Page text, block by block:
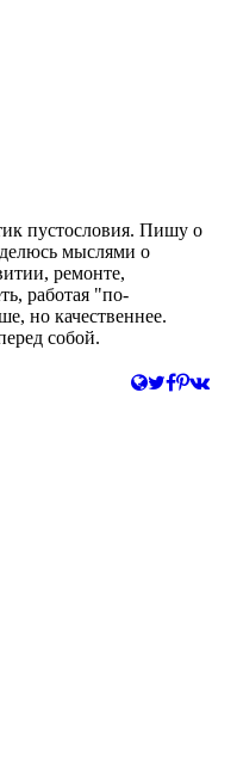
пустословия. Пишу о
мыслями о
ремонте,
работая "по-
но качественнее.
собой.